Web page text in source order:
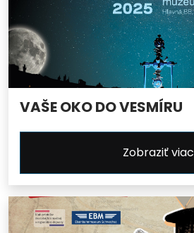
VAŠE OKO DO VESMÍRU
Zobraziť viac